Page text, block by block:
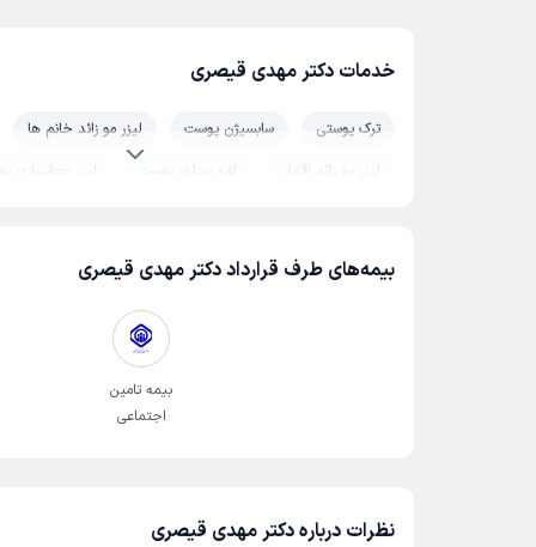
خدمات دکتر مهدی قیصری
ترک پوستی سابسیژن پوست
لیزر مو زائد خانم ها
لیزر مو زائد آقایان
لایه برداری پوست
لیزر جوانسازی
مزوتراپی پوست
پلاژن تراپی پوست
بثورات پوستی (راش پوستی)
کربوکسی تراپی پوست
بیمه‌های طرف قرارداد دکتر مهدی قیصری
بیمه تامین
اجتماعی
نظرات درباره دکتر مهدی قیصری